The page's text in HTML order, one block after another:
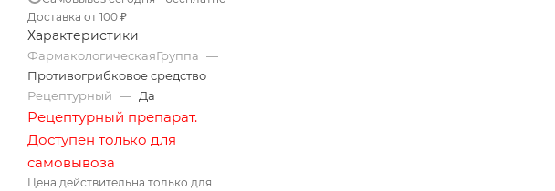
Доставка от 100 ₽
Характеристики
ФармакологическаяГруппа —
Противогрибковое средство
Рецептурный — Да
Рецептурный препарат.
Доступен только для
самовывоза
Цена действительна только для